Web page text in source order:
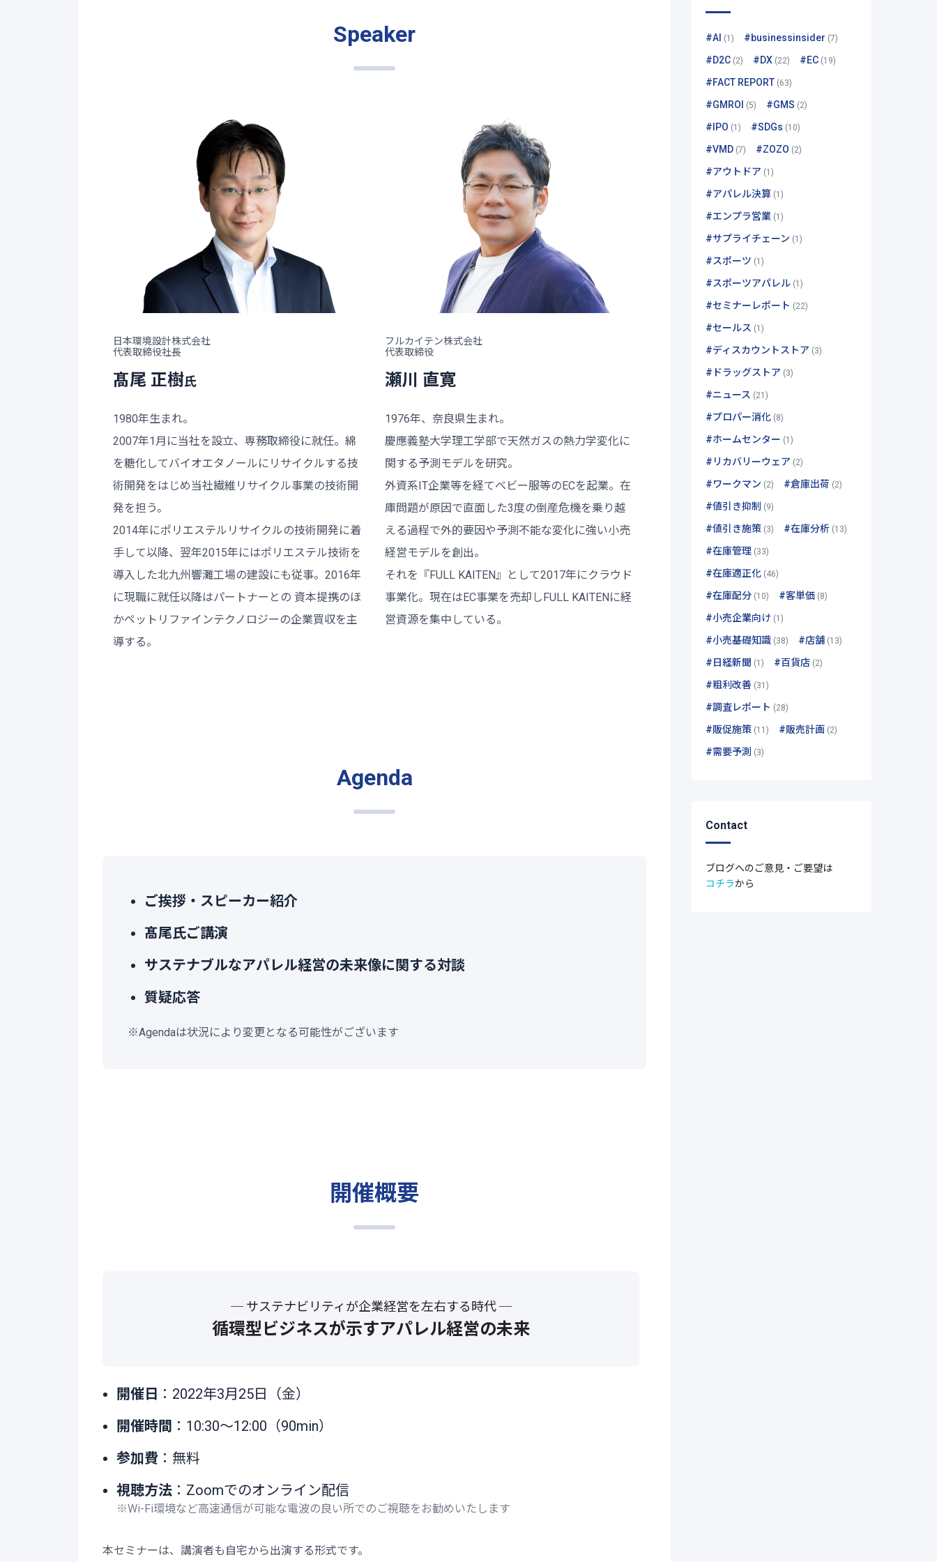
Speaker
日本環境設計株式会社
代表取締役社長
髙尾 正樹氏
1980年生まれ。
2007年1月に当社を設立、専務取締役に就任。綿
を糖化してバイオエタノールにリサイクルする技
術開発をはじめ当社繊維リサイクル事業の技術開
発を担う。
2014年にポリエステルリサイクルの技術開発に着
手して以降、翌年2015年にはポリエステル技術を
導入した北九州響灘工場の建設にも従事。2016年
に現職に就任以降はパートナーとの 資本提携のほ
かペットリファインテクノロジーの企業買収を主
導する。
フルカイテン株式会社
代表取締役
瀬川 直寛
1976年、奈良県生まれ。
慶應義塾大学理工学部で天然ガスの熱力学変化に
関する予測モデルを研究。
外資系IT企業等を経てベビー服等のECを起業。在
庫問題が原因で直面した3度の倒産危機を乗り越
える過程で外的要因や予測不能な変化に強い小売
経営モデルを創出。
それを『FULL KAITEN』として2017年にクラウド
事業化。現在はEC事業を売却しFULL KAITENに経
営資源を集中している。
Agenda
ご挨拶・スピーカー紹介
髙尾氏ご講演
サステナブルなアパレル経営の未来像に関する対談
質疑応答
※Agendaは状況により変更となる可能性がございます
開催概要
─ サステナビリティが企業経営を左右する時代 ─
循環型ビジネスが示すアパレル経営の未来
開催日 ：2022年3月25日（金）
開催時間 ：10:30～12:00（90min）
参加費 ：無料
視聴方法 ：Zoomでのオンライン配信
※Wi-Fi環境など高速通信が可能な電波の良い所でのご視聴をお勧めいたします
本セミナーは、講演者も自宅から出演する形式です。
#AI (1) #businessinsider (7)
#D2C (2) #DX (22) #EC (19)
#FACT REPORT (63)
#GMROI (5) #GMS (2)
#IPO (1) #SDGs (10)
#VMD (7) #ZOZO (2)
#アウトドア (1)
#アパレル決算 (1)
#エンプラ営業 (1)
#サプライチェーン (1)
#スポーツ (1)
#スポーツアパレル (1)
#セミナーレポート (22)
#セールス (1)
#ディスカウントストア (3)
#ドラッグストア (3)
#ニュース (21)
#プロパー消化 (8)
#ホームセンター (1)
#リカバリーウェア (2)
#ワークマン (2) #倉庫出荷 (2)
#値引き抑制 (9)
#値引き施策 (3) #在庫分析 (13)
#在庫管理 (33)
#在庫適正化 (46)
#在庫配分 (10) #客単価 (8)
#小売企業向け (1)
#小売基礎知識 (38) #店舗 (13)
#日経新聞 (1) #百貨店 (2)
#粗利改善 (31)
#調査レポート (28)
#販促施策 (11) #販売計画 (2)
#需要予測 (3)
Contact
ブログへのご意見・ご要望は
コチラから